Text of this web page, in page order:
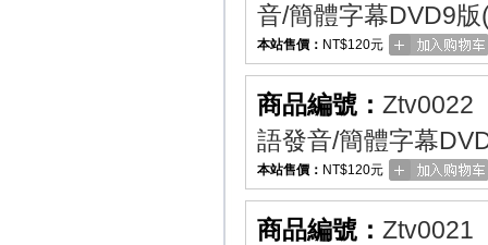
音/簡體字幕DVD9
本站售價： NT$120元
商品編號： Ztv0022
語發音/簡體字幕
本站售價： NT$120元
商品編號： Ztv0021